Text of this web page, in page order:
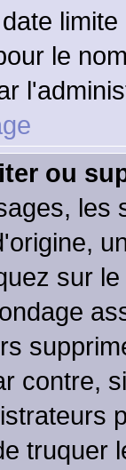
le
ou
les
sur
contre,
truquer